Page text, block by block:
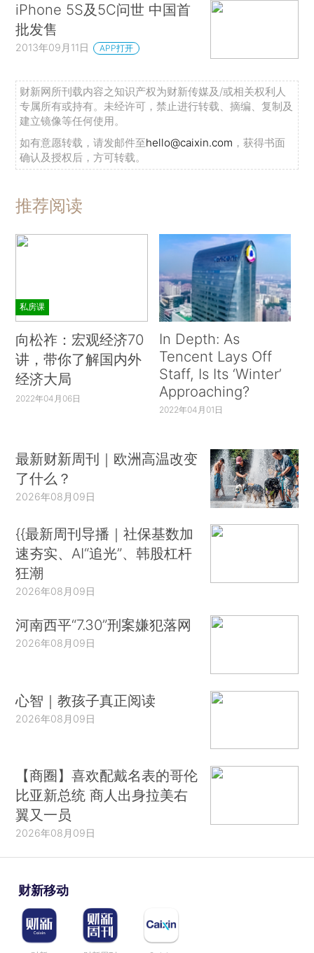
iPhone 5S及5C问世 中国首
批发售
2013年09月11日 APP打开
财新网所刊载内容之知识产权为财新传媒及/或相关权利人
专属所有或持有。未经许可，禁止进行转载、摘编、复制及
建立镜像等任何使用。
如有意愿转载，请发邮件至hello@caixin.com ，获得书面
确认及授权后，方可转载。
推荐阅读
私房课
向松祚：宏观经济70
讲，带你了解国内外
经济大局
2022年04月06日
In Depth: As
Tencent Lays Off
Staff, Is Its ‘Winter’
Approaching?
2022年04月01日
最新财新周刊｜欧洲高温改变
了什么？
2026年08月09日
{{最新周刊导播｜社保基数加
速夯实、AI“追光”、韩股杠杆
狂潮
2026年08月09日
河南西平“7.30”刑案嫌犯落网
2026年08月09日
心智｜教孩子真正阅读
2026年08月09日
【商圈】喜欢配戴名表的哥伦
比亚新总统 商人出身拉美右
翼又一员
2026年08月09日
财新移动